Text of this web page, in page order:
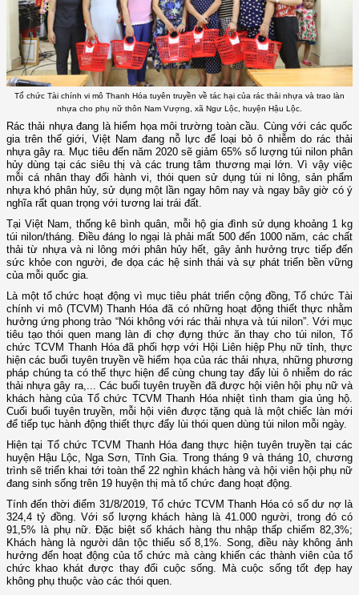
Tổ chức Tài chính vi mô Thanh Hóa tuyên truyền về tác hại của rác thải nhựa và trao làn
nhựa cho phụ nữ thôn Nam Vượng, xã Ngư Lộc, huyện Hậu Lộc.
Rác thải nhựa đang là hiểm họa môi trường toàn cầu. Cùng với các quốc
gia trên thế giới, Việt Nam đang nỗ lực để loại bỏ ô nhiễm do rác thải
nhựa gây ra. Mục tiêu đến năm 2020 sẽ giảm 65% số lượng túi nilon phân
hủy dùng tại các siêu thị và các trung tâm thương mại lớn. Vì vậy việc
mỗi cá nhân thay đổi hành vi, thói quen sử dụng túi ni lông, sản phẩm
nhựa khó phân hủy, sử dụng một lần ngay hôm nay và ngay bây giờ có ý
nghĩa rất quan trọng với tương lai trái đất.
Tại Việt Nam, thống kê bình quân, mỗi hộ gia đình sử dụng khoảng 1 kg
túi nilon/tháng. Điều đáng lo ngại là phải mất 500 đến 1000 năm, các chất
thải từ nhựa và ni lông mới phân hủy hết, gây ảnh hưởng trực tiếp đến
sức khỏe con người, đe dọa các hệ sinh thái và sự phát triển bền vững
của mỗi quốc gia.
Là một tổ chức hoạt động vì mục tiêu phát triển cộng đồng, Tổ chức Tài
chính vi mô (TCVM) Thanh Hóa đã có những hoạt động thiết thực nhằm
hưởng ứng phong trào “Nói không với rác thải nhựa và túi nilon”. Với mục
tiêu tạo thói quen mang làn đi chợ đựng thức ăn thay cho túi nilon, Tổ
chức TCVM Thanh Hóa đã phối hợp với Hội Liên hiệp Phụ nữ tỉnh, thực
hiện các buổi tuyên truyền về hiểm họa của rác thải nhựa, những phương
pháp chúng ta có thể thực hiện để cùng chung tay đẩy lùi ô nhiễm do rác
thải nhựa gây ra,... Các buổi tuyên truyền đã được hội viên hội phụ nữ và
khách hàng của Tổ chức TCVM Thanh Hóa nhiệt tình tham gia ủng hộ.
Cuối buổi tuyên truyền, mỗi hội viên được tặng quà là một chiếc làn mới
để tiếp tục hành động thiết thực đẩy lùi thói quen dùng túi nilon mỗi ngày.
Hiện tại Tổ chức TCVM Thanh Hóa đang thực hiện tuyên truyền tại các
huyện Hậu Lộc, Nga Sơn, Tĩnh Gia. Trong tháng 9 và tháng 10, chương
trình sẽ triển khai tới toàn thể 22 nghìn khách hàng và hội viên hội phụ nữ
đang sinh sống trên 19 huyện thị mà tổ chức đang hoạt động.
Tính đến thời điểm 31/8/2019, Tổ chức TCVM Thanh Hóa có số dư nợ là
324,4 tỷ đồng. Với số lượng khách hàng là 41.000 người, trong đó có
91,5% là phụ nữ. Đặc biệt số khách hàng thu nhập thấp chiếm 82,3%;
Khách hàng là người dân tộc thiểu số 8,1%. Song, điều này không ảnh
hưởng đến hoạt động của tổ chức mà càng khiến các thành viên của tổ
chức khao khát được thay đổi cuộc sống. Mà cuộc sống tốt đẹp hay
không phụ thuộc vào các thói quen.